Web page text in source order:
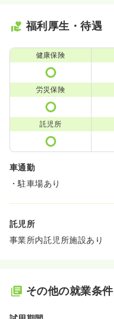
福利厚生・待遇
健康保険
労災保険
託児所
車通勤
・駐車場あり
託児所
事業所内託児所施設あり
その他の就業条件